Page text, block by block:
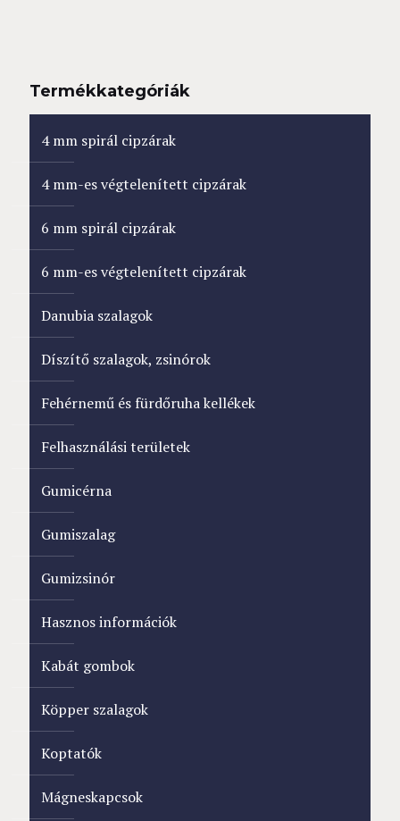
Termékkategóriák
4 mm spirál cipzárak
4 mm-es végtelenített cipzárak
6 mm spirál cipzárak
6 mm-es végtelenített cipzárak
Danubia szalagok
Díszítő szalagok, zsinórok
Fehérnemű és fürdőruha kellékek
Felhasználási területek
Gumicérna
Gumiszalag
Gumizsinór
Hasznos információk
Kabát gombok
Köpper szalagok
Koptatók
Mágneskapcsok